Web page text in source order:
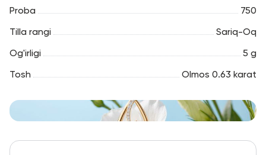
Proba 750
Tilla rangi Sariq-Oq
Og'irligi 5 g
Tosh Olmos 0.63 karat